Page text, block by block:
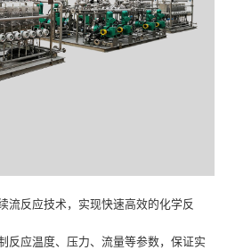
流反应技术，实现快速高效的化学反
反应温度、压力、流量等参数，保证实